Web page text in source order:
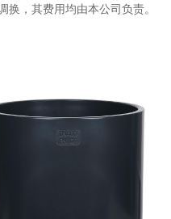
换，其费用均由本公司负责。